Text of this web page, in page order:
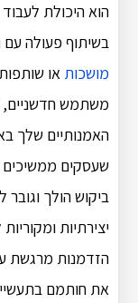
הוא היכולת
בשיתוף פעולה עם
מושכות או
משתמש חדשניים,
האמנותיים שלך
שעסקים ממשיכים
ביקוש הולך וגובר
יצירתיות
הזדמנות מרגשת
את חותמם